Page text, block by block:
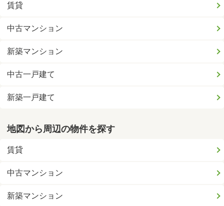
賃貸
中古マンション
新築マンション
中古一戸建て
新築一戸建て
地図から周辺の物件を探す
賃貸
中古マンション
新築マンション